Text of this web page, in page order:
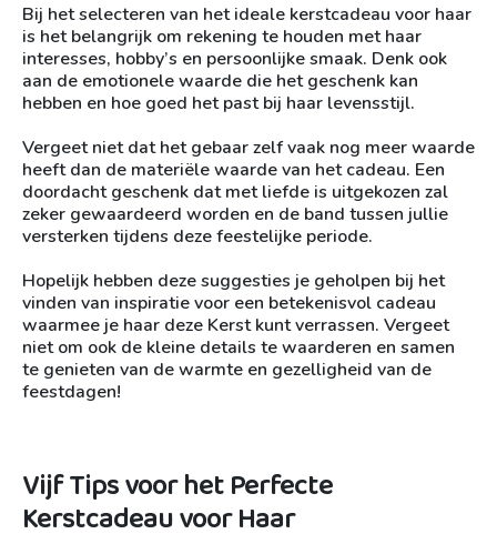
Bij het selecteren van het ideale kerstcadeau voor haar
is het belangrijk om rekening te houden met haar
interesses, hobby’s en persoonlijke smaak. Denk ook
aan de emotionele waarde die het geschenk kan
hebben en hoe goed het past bij haar levensstijl.
Vergeet niet dat het gebaar zelf vaak nog meer waarde
heeft dan de materiële waarde van het cadeau. Een
doordacht geschenk dat met liefde is uitgekozen zal
zeker gewaardeerd worden en de band tussen jullie
versterken tijdens deze feestelijke periode.
Hopelijk hebben deze suggesties je geholpen bij het
vinden van inspiratie voor een betekenisvol cadeau
waarmee je haar deze Kerst kunt verrassen. Vergeet
niet om ook de kleine details te waarderen en samen
te genieten van de warmte en gezelligheid van de
feestdagen!
Vijf Tips voor het Perfecte
Kerstcadeau voor Haar